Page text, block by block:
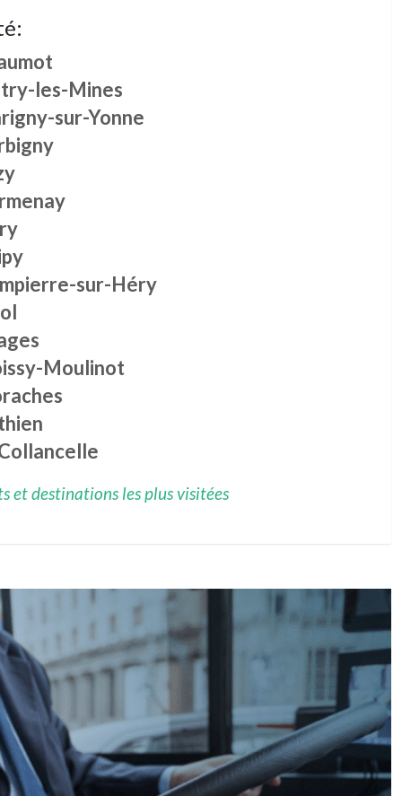
les-Mines
sur-Yonne
sur-Héry
Moulinot
et destinations les plus visitées